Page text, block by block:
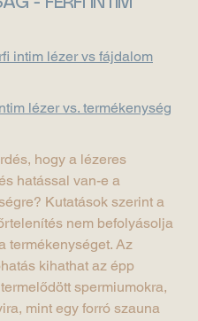
intim lézer vs fájdalom
lézer vs. termékenység
hogy a lézeres
hatással van-e a
Kutatások szerint a
nem befolyásolja
termékenységet. Az
kihathat az épp
spermiumokra,
mint egy forró szauna